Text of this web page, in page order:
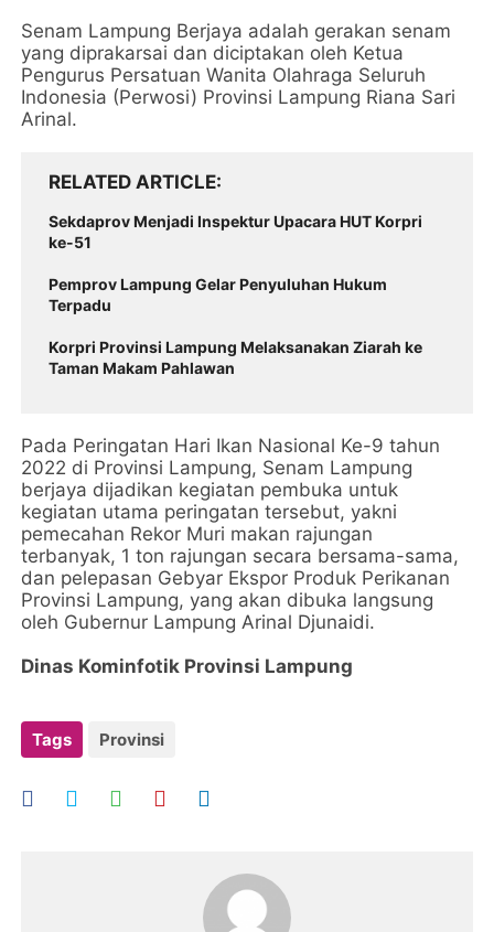
Senam Lampung Berjaya adalah gerakan senam
yang diprakarsai dan diciptakan oleh Ketua
Pengurus Persatuan Wanita Olahraga Seluruh
Indonesia (Perwosi) Provinsi Lampung Riana Sari
Arinal.
RELATED ARTICLE
Sekdaprov Menjadi Inspektur Upacara HUT Korpri
ke-51
Pemprov Lampung Gelar Penyuluhan Hukum
Terpadu
Korpri Provinsi Lampung Melaksanakan Ziarah ke
Taman Makam Pahlawan
Pada Peringatan Hari Ikan Nasional Ke-9 tahun
2022 di Provinsi Lampung, Senam Lampung
berjaya dijadikan kegiatan pembuka untuk
kegiatan utama peringatan tersebut, yakni
pemecahan Rekor Muri makan rajungan
terbanyak, 1 ton rajungan secara bersama-sama,
dan pelepasan Gebyar Ekspor Produk Perikanan
Provinsi Lampung, yang akan dibuka langsung
oleh Gubernur Lampung Arinal Djunaidi.
Dinas Kominfotik Provinsi Lampung
Tags Provinsi